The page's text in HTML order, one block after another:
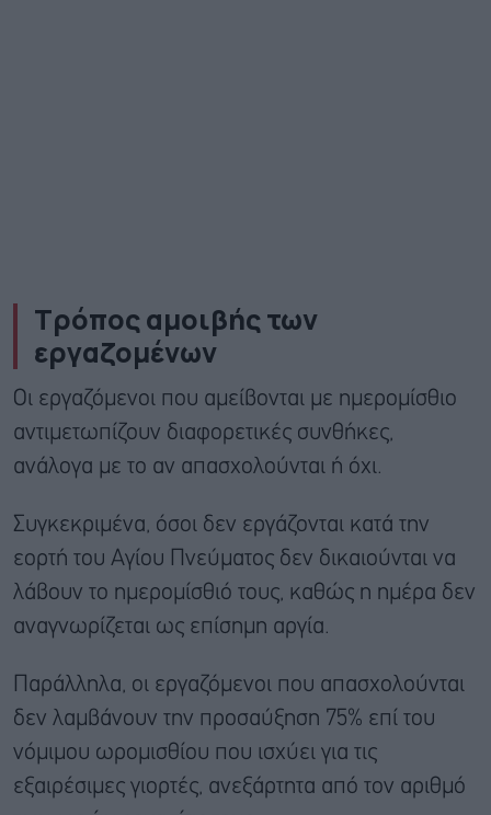
Τρόπος αμοιβής των
εργαζομένων
Οι εργαζόμενοι που αμείβονται με ημερομίσθιο
αντιμετωπίζουν διαφορετικές συνθήκες,
ανάλογα με το αν απασχολούνται ή όχι.
Συγκεκριμένα, όσοι δεν εργάζονται κατά την
εορτή του Αγίου Πνεύματος δεν δικαιούνται να
λάβουν το ημερομίσθιό τους, καθώς η ημέρα δεν
αναγνωρίζεται ως επίσημη αργία.
Παράλληλα, οι εργαζόμενοι που απασχολούνται
δεν λαμβάνουν την προσαύξηση 75% επί του
νόμιμου ωρομισθίου που ισχύει για τις
εξαιρέσιμες γιορτές, ανεξάρτητα από τον αριθμό